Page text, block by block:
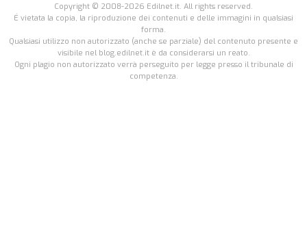
Copyright © 2008-2026 Edilnet.it. All rights reserved.
É vietata la copia, la riproduzione dei contenuti e delle immagini in qualsiasi
forma.
Qualsiasi utilizzo non autorizzato (anche se parziale) del contenuto presente e
visibile nel blog.edilnet.it è da considerarsi un reato.
Ogni plagio non autorizzato verrà perseguito per legge presso il tribunale di
competenza.